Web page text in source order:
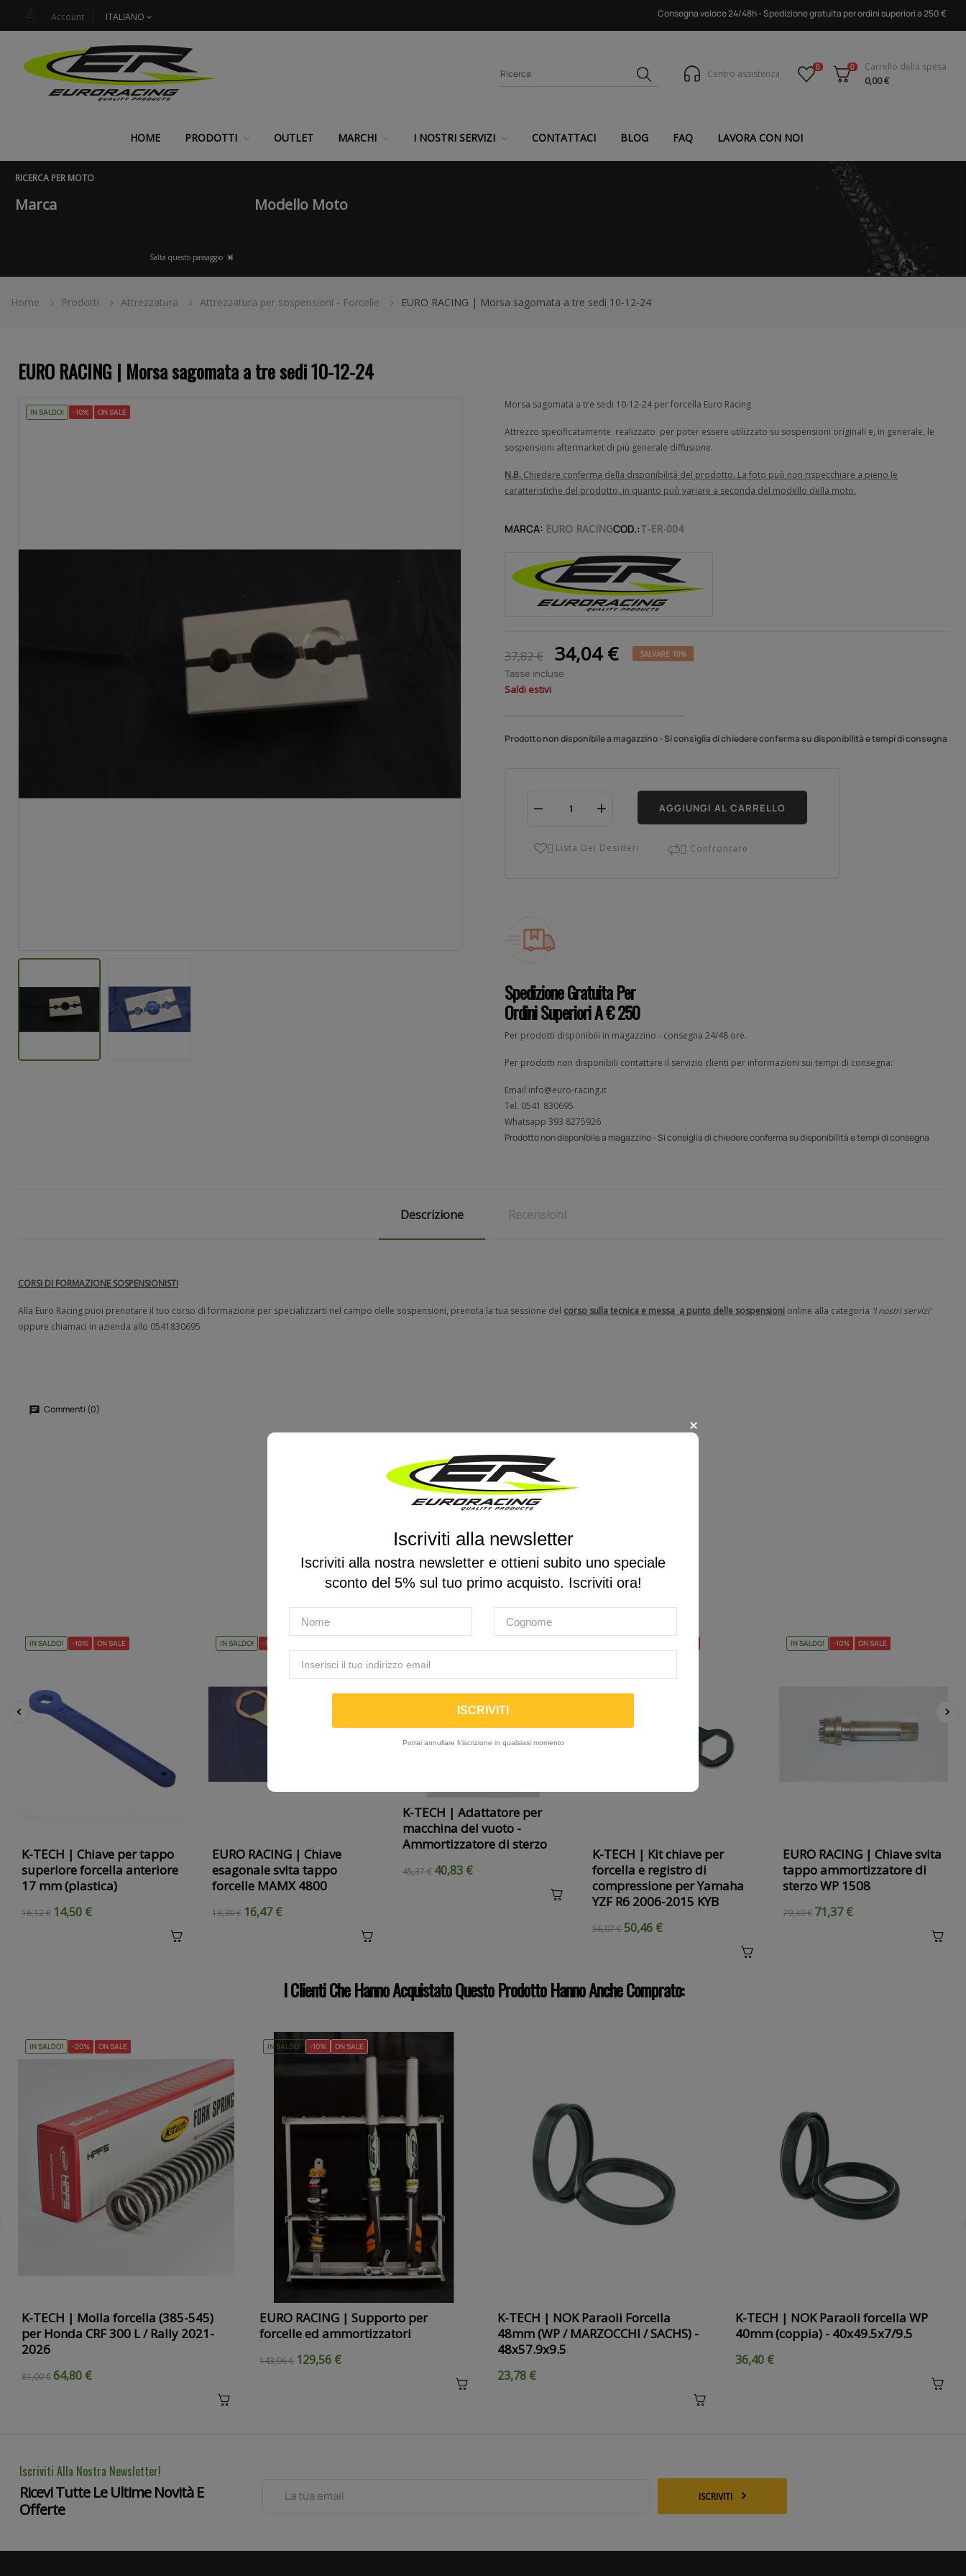
Account ITALIANO Consegna veloce 24/48h - Spedizione gratuita per ordini superiori a 250 €
Centro assistenza
0 0
Carrello della spesa
0,00 €
HOME PRODOTTI OUTLET MARCHI I NOSTRI SERVIZI CONTATTACI BLOG FAQ LAVORA CON NOI
RICERCA PER MOTO
Marca
Salta questo passaggio
Modello Moto
Home Prodotti Attrezzatura Attrezzatura per sospensioni - Forcelle EURO RACING | Morsa sagomata a tre sedi 10-12-24
EURO RACING | Morsa sagomata a tre sedi 10-12-24
IN SALDO! -10% ON SALE
Morsa sagomata a tre sedi 10-12-24 per forcella Euro Racing
Attrezzo specificatamente realizzato per poter essere utilizzato su sospensioni originali e, in generale, le
sospensioni aftermarket di più generale diffusione.
N.B. Chiedere conferma della disponibilità del prodotto. La foto può non rispecchiare a pieno le
caratteristiche del prodotto, in quanto può variare a seconda del modello della moto.
MARCA: EURO RACINGCOD.:T-ER-004
37,82 € 34,04 € SALVARE 10%
Tasse incluse
Saldi estivi
Prodotto non disponibile a magazzino - Si consiglia di chiedere conferma su disponibilità e tempi di consegna
AGGIUNGI AL CARRELLO
 Lista Dei Desideri  Confrontare
Spedizione Gratuita Per
Ordini Superiori A € 250
Per prodotti disponibili in magazzino - consegna 24/48 ore.
Per prodotti non disponibili contattare il servizio clienti per informazioni sui tempi di consegna:
Email info@euro-racing.it
Tel. 0541 830695
Whatsapp 393 8275926
Prodotto non disponibile a magazzino - Si consiglia di chiedere conferma su disponibilità e tempi di consegna
Descrizione Recensioni
CORSI DI FORMAZIONE SOSPENSIONISTI
Alla Euro Racing puoi prenotare il tuo corso di formazione per specializzarti nel campo delle sospensioni, prenota la tua sessione del corso sulla tecnica e messa a punto delle sospensioni online alla categoria 'I nostri servizi'
oppure chiamaci in azienda allo 0541830695
Commenti (0)
Ancora nessuna recensione da parte degli utenti.
PRODOTTI CORRELATI
( 16 altri prodotti della stessa categoria )
IN SALDO! -10% ON SALE
K-TECH | Chiave per tappo
superiore forcella anteriore
17 mm (plastica)
16,12 € 14,50 €
IN SALDO! -10%
EURO RACING | Chiave
esagonale svita tappo
forcelle MAMX 4800
18,30 € 16,47 €
K-TECH | Adattatore per
macchina del vuoto -
Ammortizzatore di sterzo
45,37 € 40,83 €
K-TECH | Kit chiave per
forcella e registro di
compressione per Yamaha
YZF R6 2006-2015 KYB
56,07 €50,46 €
IN SALDO! -10% ON SALE
EURO RACING | Chiave svita
tappo ammortizzatore di
sterzo WP 1508
79,30 € 71,37 €
I Clienti Che Hanno Acquistato Questo Prodotto Hanno Anche Comprato:
IN SALDO! -20% ON SALE
K-TECH | Molla forcella (385-545)
per Honda CRF 300 L / Rally 2021-
2026
81,00 €64,80 €
IN SALDO! -10% ON SALE
EURO RACING | Supporto per
forcelle ed ammortizzatori
143,96 € 129,56 €
K-TECH | NOK Paraoli Forcella
48mm (WP / MARZOCCHI / SACHS) -
48x57.9x9.5
23,78 €
K-TECH | NOK Paraoli forcella WP
40mm (coppia) - 40x49.5x7/9.5
36,40 €
Iscriviti Alla Nostra Newsletter!
Ricevi Tutte Le Ultime Novità E
Offerte
ISCRIVITI
Iscriviti alla newsletter
Iscriviti alla nostra newsletter e ottieni subito uno speciale
sconto del 5% sul tuo primo acquisto. Iscriviti ora!
Potrai annullare l\'iscrizione in qualsiasi momento